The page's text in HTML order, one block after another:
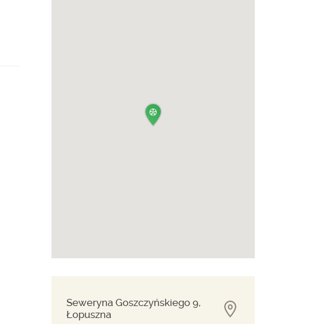
Seweryna Goszczyńskiego 9,
Łopuszna